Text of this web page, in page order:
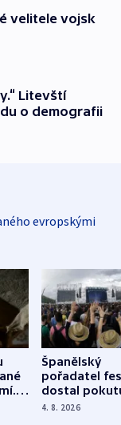
velitele vojsk
Litevští
o demografii
evropskými
Španělský
pořadatel
dostal
nekalé
4. 8. 2026